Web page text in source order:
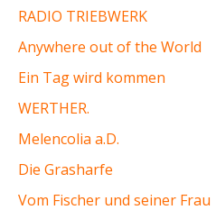
RADIO TRIEBWERK
Anywhere out of the World
Ein Tag wird kommen
WERTHER.
Melencolia a.D.
Die Grasharfe
Vom Fischer und seiner Frau